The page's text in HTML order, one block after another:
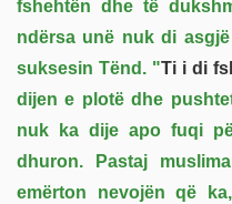
fshehtën dhe të
ndërsa unë nuk di
suksesin Tënd. "Ti i di
dijen e plotë dhe
nuk ka dije apo fuqi
dhuron. Pastaj
emërton nevojën që ka,